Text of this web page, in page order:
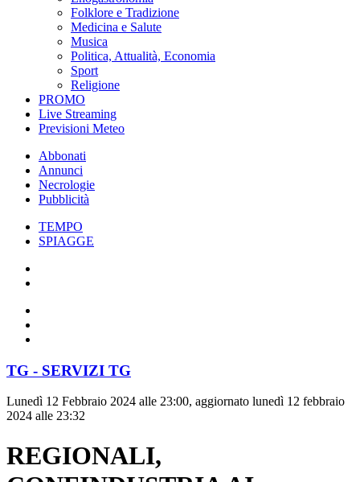
Folklore e Tradizione
Medicina e Salute
Musica
Politica, Attualità, Economia
Sport
Religione
PROMO
Live Streaming
Previsioni Meteo
Abbonati
Annunci
Necrologie
Pubblicità
TEMPO
SPIAGGE
TG - SERVIZI TG
Lunedì 12 Febbraio 2024 alle 23:00, aggiornato lunedì 12 febbraio
2024 alle 23:32
REGIONALI,